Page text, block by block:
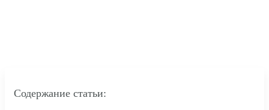
Содержание статьи: